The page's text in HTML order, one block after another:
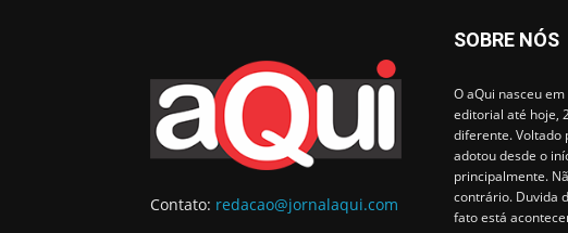
Contato: redacao@jornalaqui.com
SOBRE NÓS
O aQui nasceu
editorial até hoje,
diferente. Voltado
adotou desde o
principalmente.
contrário. Duvida
fato está